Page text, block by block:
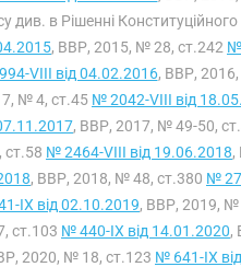
в Рішенні
, ВВР, 2015, № 28, ст.242 №
VIII від 04.02.2016, ВВР,
№ 4, ст.45 № 2042-VIII від
, ВВР, 2017, № 49-50,
№ 2464-VIII від 19.06.2018,
, ВВР, 2018, № 48, ст.380 №
IX від 02.10.2019, ВВР, 2019, №
ст.103 № 440-IX від 14.01.2020,
2020, № 18, ст.123 № 641-IX